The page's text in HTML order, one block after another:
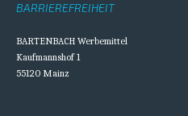
BARRIEREFREIHEIT
BARTENBACH Werbemittel
Kaufmannshof 1
55120 Mainz